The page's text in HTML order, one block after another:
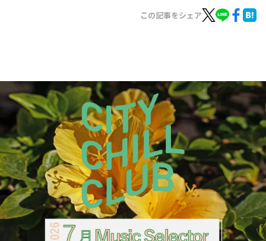
お知らせ
イベント・グッズ
YouTube
会社情報
この記事をシェア